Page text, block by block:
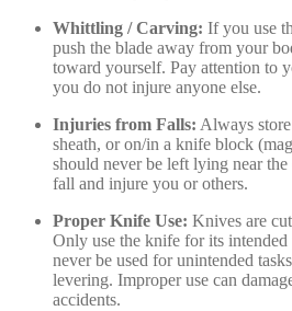
Whittling / Carving: If you use
push the blade away from your
toward yourself. Pay attention to
you do not injure anyone else.
Injuries from Falls: Always
sheath, or on/in a knife block
should never be left lying near
fall and injure you or others.
Proper Knife Use: Knives are
Only use the knife for its
never be used for unintended
levering. Improper use can
accidents.